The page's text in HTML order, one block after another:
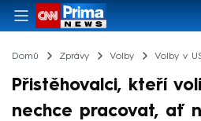
Domů Zprávy Volby Volby v
Přistěhovalci, kteří
nechce pracovat, ať